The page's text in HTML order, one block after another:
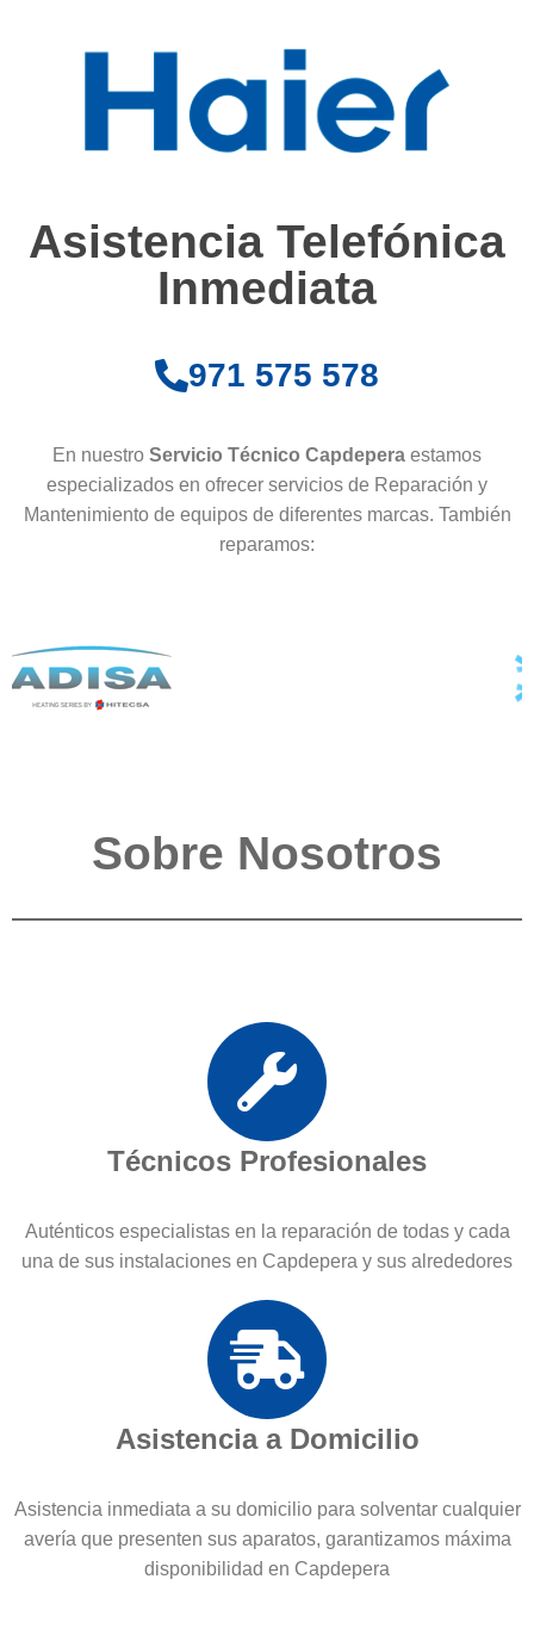
Asistencia Telefónica
Inmediata
971 575 578
En nuestro Servicio Técnico Capdepera estamos
especializados en ofrecer servicios de Reparación y
Mantenimiento de equipos de diferentes marcas. También
reparamos:
Sobre Nosotros
Técnicos Profesionales
Auténticos especialistas en la reparación de todas y cada
una de sus instalaciones en Capdepera y sus alrededores
Asistencia a Domicilio
Asistencia inmediata a su domicilio para solventar cualquier
avería que presenten sus aparatos, garantizamos máxima
disponibilidad en Capdepera